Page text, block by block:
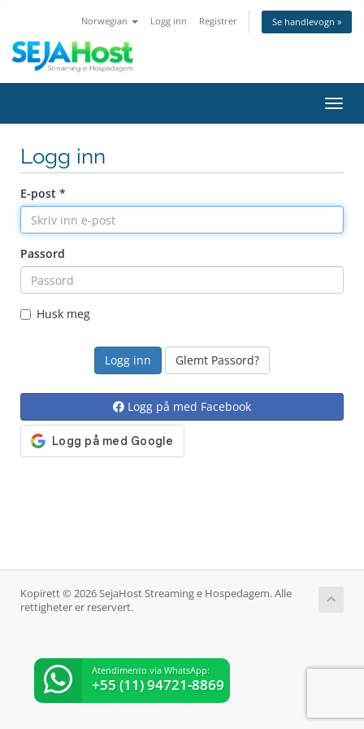
Norwegian Logg inn Registrer Se handlevogn »
Bytt
Logg inn
E-post *
Passord
Husk meg
Glemt Passord?
Logg på med Facebook
Kopirett © 2026 SejaHost Streaming e Hospedagem. Alle
rettigheter er reservert.
Atendimento via WhatsApp:
+55 (11) 94721-8869